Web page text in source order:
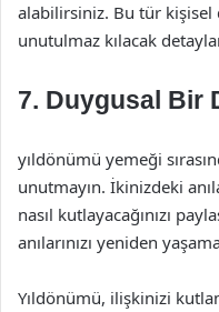
alabilirsiniz. Bu tür kişisel
unutulmaz kılacak
7. Duygusal Bir
yıldönümü yemeği
unutmayın. İkinizdeki
nasıl kutlayacağınızı
anılarınızı yeniden
Yıldönümü, ilişkinizi